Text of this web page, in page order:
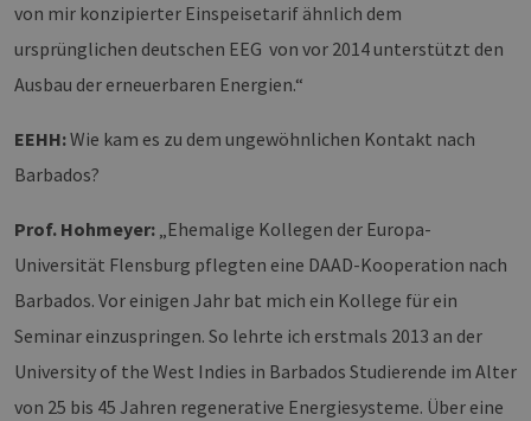
von mir konzipierter Einspeisetarif ähnlich dem
ursprünglichen deutschen EEG von vor 2014 unterstützt den
Ausbau der erneuerbaren Energien.“
EEHH:Wie kam es zu dem ungewöhnlichen Kontakt nach
Barbados?
Prof. Hohmeyer: „Ehemalige Kollegen der Europa-
Universität Flensburg pflegten eine DAAD-Kooperation nach
Barbados. Vor einigen Jahr bat mich ein Kollege für ein
Seminar einzuspringen. So lehrte ich erstmals 2013 an der
University of the West Indies in Barbados Studierende im Alter
von 25 bis 45 Jahren regenerative Energiesysteme. Über eine